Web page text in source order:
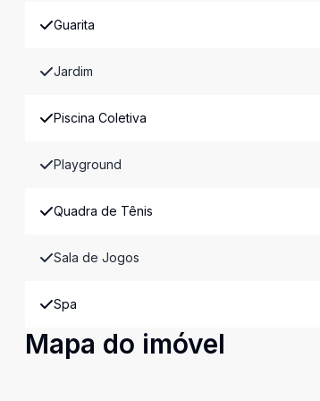
Guarita
Jardim
Piscina Coletiva
Playground
Quadra de Tênis
Sala de Jogos
Spa
Mapa do imóvel